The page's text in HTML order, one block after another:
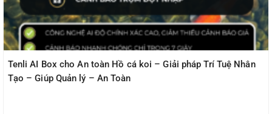
Tenli AI Box cho An toàn Hồ cá koi – Giải pháp Trí Tuệ Nhân
Tạo – Giúp Quản lý – An Toàn